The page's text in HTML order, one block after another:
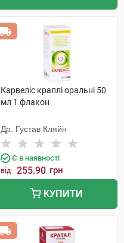
Карвеліс краплі оральні 50
мл 1 флакон
Др. Густав Кляйн
Є в наявності
від 255.90 грн
КУПИТИ